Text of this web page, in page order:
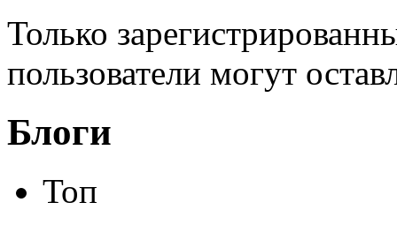
Только
пользователи могут
Блоги
Топ